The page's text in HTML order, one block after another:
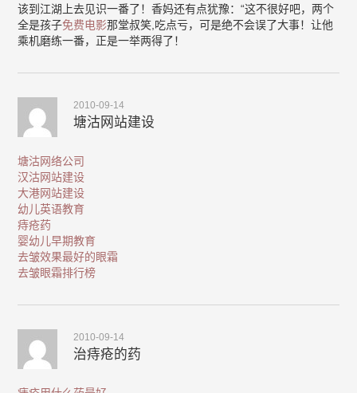
该到江湖上去见识一番了！香妈还有点犹豫：“这不很好吧，两个
全是孩子免费电影那堂叔笑,吃点亏，可是绝不会误了大事！让他
乘机磨练一番，正是一举两得了！
2010-09-14
塘沽网站建设
塘沽网络公司
汉沽网站建设
大港网站建设
幼儿英语教育
痔疮药
婴幼儿早期教育
去皱效果最好的眼霜
去皱眼霜排行榜
2010-09-14
治痔疮的药